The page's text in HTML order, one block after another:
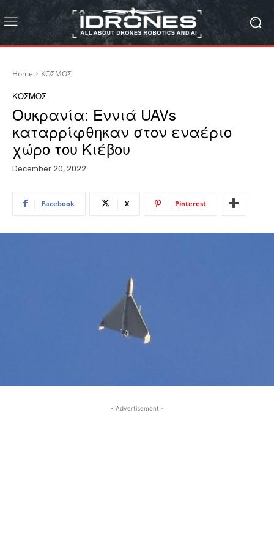
Home ΚΟΣΜΟΣ
ΚΟΣΜΟΣ
Ουκρανία: Εννιά UAVs
καταρρίφθηκαν στον εναέριο
χώρο του Κιέβου
December 20, 2022
Facebook X Pinterest
- Advertisement -